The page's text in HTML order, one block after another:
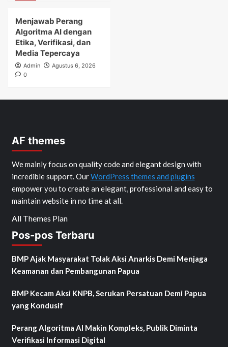
Menjawab Perang
Algoritma AI dengan
Etika, Verifikasi, dan
Media Tepercaya
Admin
Agustus 6, 2026
0
AF themes
We mainly focus on quality code and elegant design with
incredible support. OurWordPress themes and plugins
empower you to create an elegant, professional and easy to
maintain website in no time at all.
All Themes Plan
Pos-pos Terbaru
BMP Ajak Masyarakat Tolak Aksi Anarkis Demi Menjaga
Keamanan dan Pembangunan Papua
BMP Kecam Aksi KNPB, Serukan Persatuan Demi Papua
yang Kondusif
Perang Algoritma AI Makin Kompleks, Publik Diminta
Verifikasi Informasi Digital